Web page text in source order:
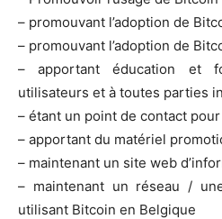
– promouvant l’adoption de
– promouvant l’adoption de
– apportant éducation et
utilisateurs et à toutes parties
– étant un point de contact
– apportant du matériel
– maintenant un site web
– maintenant un réseau /
utilisant Bitcoin en Belgique